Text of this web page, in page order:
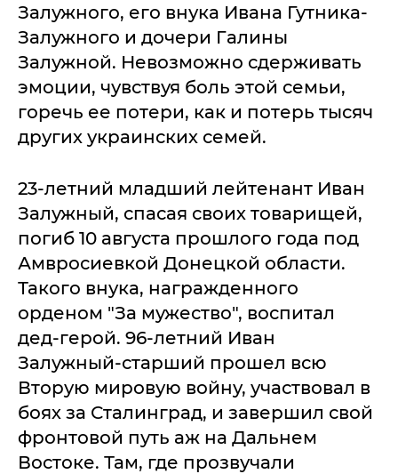
Залужного, его внука Ивана Гутника-
Залужного и дочери Галины
Залужной. Невозможно сдерживать
эмоции, чувствуя боль этой семьи,
горечь ее потери, как и потерь тысяч
других украинских семей.
23-летний младший лейтенант Иван
Залужный, спасая своих товарищей,
погиб 10 августа прошлого года под
Амвросиевкой Донецкой области.
Такого внука, награжденного
орденом "За мужество", воспитал
дед-герой. 96-летний Иван
Залужный-старший прошел всю
Вторую мировую войну, участвовал в
боях за Сталинград, и завершил свой
фронтовой путь аж на Дальнем
Востоке. Там, где прозвучали